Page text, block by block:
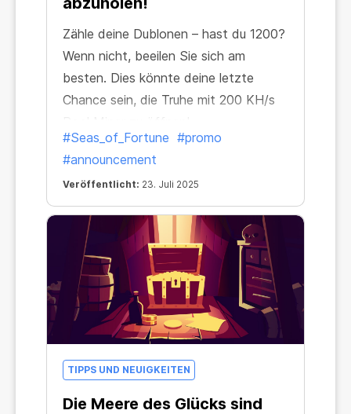
Zähle deine Dublonen – hast du 1200?
Wenn nicht, beeilen Sie sich am
besten. Dies könnte deine letzte
Chance sein, die Truhe mit 200 KH/s
#Seas_of_Fortune #promo
#announcement
Veröffentlicht: 23. Juli 2025
TIPPS UND NEUIGKEITEN
Die Meere des Glücks sind